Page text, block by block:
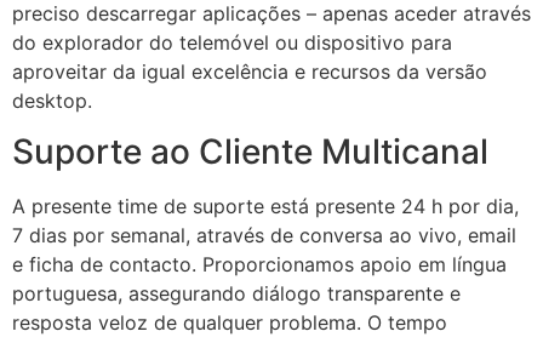
Panel
Panel
Panel
Panel
Panel
Panel
Panel
preciso descarregar aplicações – apenas aceder através
do explorador do telemóvel ou dispositivo para
aproveitar da igual excelência e recursos da versão
desktop.
Suporte ao Cliente Multicanal
A presente time de suporte está presente 24 h por dia,
7 dias por semanal, através de conversa ao vivo, email
e ficha de contacto. Proporcionamos apoio em língua
portuguesa, assegurando diálogo transparente e
resposta veloz de qualquer problema. O tempo